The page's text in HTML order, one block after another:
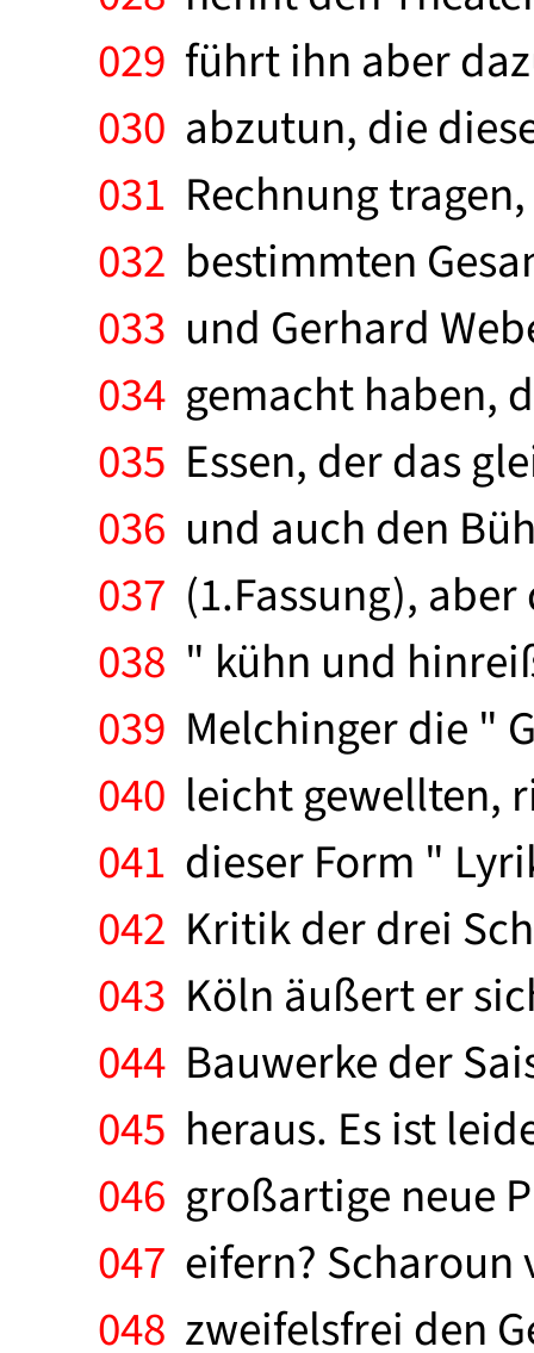
029 führt ihn aber
030 abzutun, die
031 Rechnung
032 bestimmten
033 und Gerhard
034 gemacht haben,
035 Essen, der das
036 und auch den
037 (1.Fassung),
038 " kühn und
039 Melchinger die "
040 leicht gewellten,
041 dieser Form "
042 Kritik der drei
043 Köln äußert er
044 Bauwerke der
045 heraus. Es ist
046 großartige neue
047 eifern?
048 zweifelsfrei den